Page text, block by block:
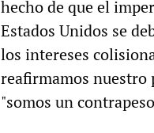
hecho de que el
Estados Unidos se
los intereses
reafirmamos nuestro
"somos un